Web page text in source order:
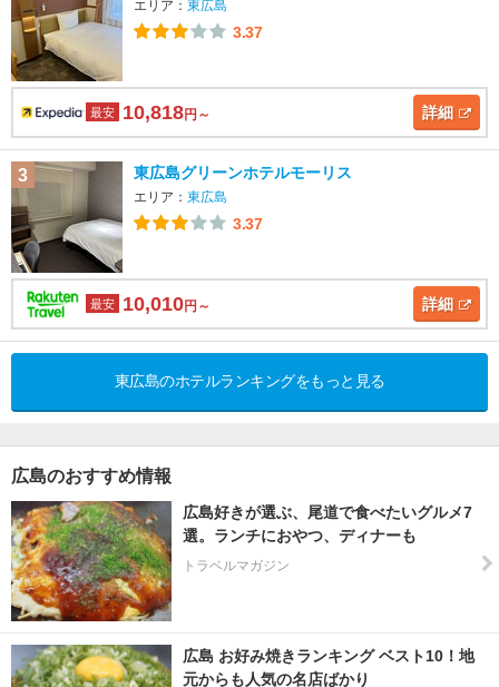
エリア： 東広島
3.37
最安 10,818円～ 詳細
3 東広島グリーンホテルモーリス
エリア： 東広島
3.37
最安 10,010円～ 詳細
東広島のホテルランキングをもっと見る
広島のおすすめ情報
広島好きが選ぶ、尾道で食べたいグルメ7
選。ランチにおやつ、ディナーも
トラベルマガジン
広島 お好み焼きランキング ベスト10！地
元からも人気の名店ばかり